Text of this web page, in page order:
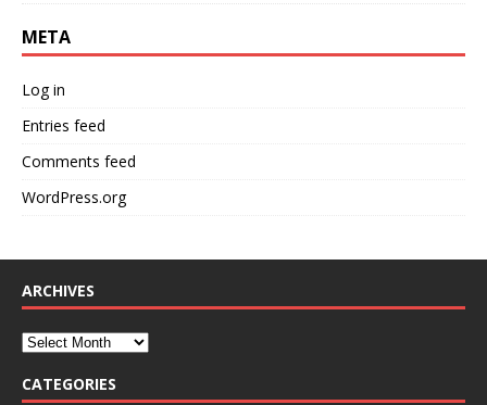
META
Log in
Entries feed
Comments feed
WordPress.org
ARCHIVES
CATEGORIES